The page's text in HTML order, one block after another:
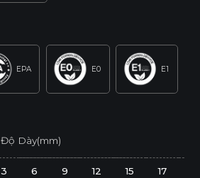
EPA E0 E1
Độ Dày(mm)
3 6 9 12 15 17